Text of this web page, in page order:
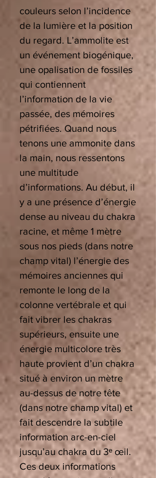
couleurs selon l’incidence
de la lumière et la position
du regard. L’ammolite est
un événement biogénique,
une opalisation de fossiles
qui contiennent
l’information de la vie
passée, des mémoires
pétrifiées. Quand nous
tenons une ammonite dans
la main, nous ressentons
une multitude
d’informations. Au début, il
y a une présence d’énergie
dense au niveau du chakra
racine, et même 1 mètre
sous nos pieds (dans notre
champ vital) l’énergie des
mémoires anciennes qui
remonte le long de la
colonne vertébrale et qui
fait vibrer les chakras
supérieurs, ensuite une
énergie multicolore très
haute provient d’un chakra
situé à environ un mètre
au-dessus de notre tête
(dans notre champ vital) et
fait descendre la subtile
information arc-en-ciel
jusqu’au chakra du 3ᵉ œil.
Ces deux informations